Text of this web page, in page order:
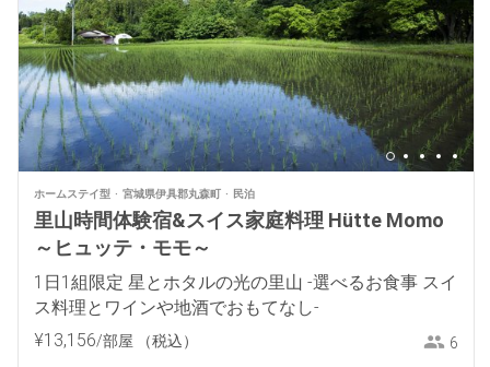
ホームステイ型 宮城県伊具郡丸森町 民泊
里山時間体験宿&スイス家庭料理 Hütte Momo
～ヒュッテ・モモ～
1日1組限定 星とホタルの光の里山 -選べるお食事 スイ
ス料理とワインや地酒でおもてなし-
¥13,156/部屋 （税込） 6